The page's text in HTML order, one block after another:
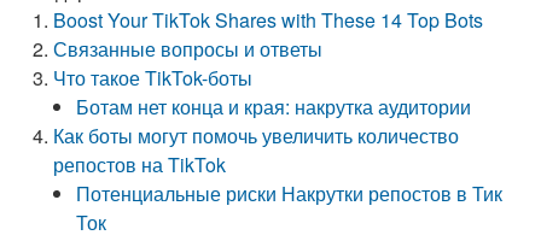
Boost Your TikTok Shares with These 14 Top Bots
Связанные вопросы и ответы
Что такое TikTok-боты
Ботам нет конца и края: накрутка аудитории
Как боты могут помочь увеличить количество
репостов на TikTok
Потенциальные риски Накрутки репостов в Тик
Ток